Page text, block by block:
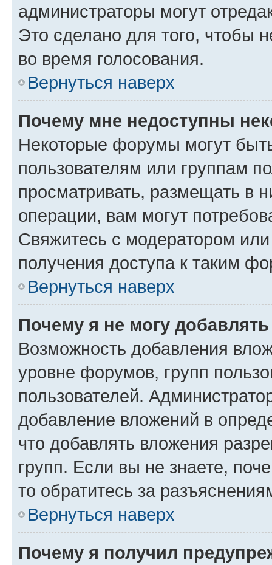
администраторы могут
Это сделано для того, чтобы
во время голосования.
Вернуться наверх
Почему мне недоступны
Некоторые форумы могут
пользователям или группам
просматривать, размещать в
операции, вам могут
Свяжитесь с модератором
получения доступа к таким
Вернуться наверх
Почему я не могу
Возможность добавления
уровне форумов, групп
пользователей.
добавление вложений в
что добавлять вложения
групп. Если вы не знаете,
то обратитесь за
Вернуться наверх
Почему я получил